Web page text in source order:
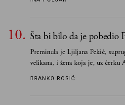
Šta bi bilo da je pobedio
Preminula je Ljiljana Pekić,
velikana, i žena koja je, uz ćerku
vodila računa o zaostavštini pisca.
BRANKO ROSIĆ